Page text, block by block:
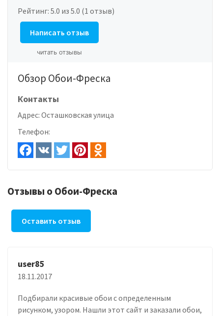
Рейтинг: 5.0 из 5.0 (1 отзыв)
Написать отзыв
читать отзывы
Обзор Обои-Фреска
Контакты
Адрес: Осташковская улица
Телефон:
Отзывы о Обои-Фреска
Оставить отзыв
user85
18.11.2017
Подбирали красивые обои с определенным
рисунком, узором. Нашли этот сайт и заказали обои,